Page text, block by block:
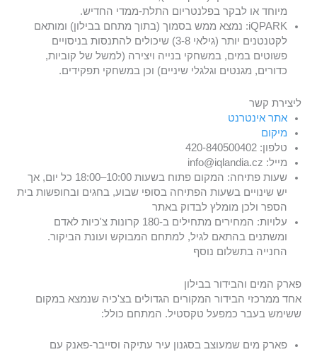
מיוחד או לבקר בפלנטריום התלת-ממדי החדיש.
iQPARK: נמצא ממש בסמוך (בתוך מתחם בבילון) ומותאם
לקטנטנים יותר (גילאי 3-8) שיכולים להתנסות בניסויים
פשוטים במים, במשחקי בנייה ויצירה (למשל של קוביות,
כדורים, מגנטים וגלגלי שיניים) וכן במשחקי תפקידים.
ליצירת קשר
אתר אינטרנט
מיקום
טלפון: 420-840500402
מייל: info@iqlandia.cz
שעות פתיחה: המקום פתוח בשעות 10:00–18:00 כל יום, אך
יש שינויים בשעות הפתיחה בסופי שבוע, בחגים ובחופשות בית
הספר ולכן מומלץ לבדוק באתר
עלויות: המחירים מתחילים ב-180 קרונות צ'כיות לאדם
ומשתנים בהתאם לגיל, למתחם המבוקש ועונת הביקור.
החנייה בתשלום נוסף
פארק המים והבידור בבילון
אחד ממרכזי הבידור המקורים הגדולים בצ'כיה שנמצא במקום
ששימש בעבר כמפעל טקסטיל. המתחם כולל:
פארק מים שמעוצב בסגנון עיר עתיקה וסייבר-פאנק עם